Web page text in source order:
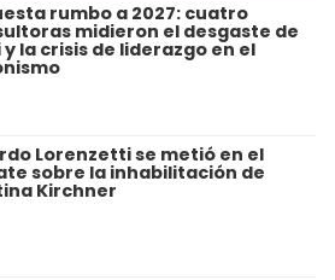
rumbo a 2027: cuatro
midieron el desgaste de
y la crisis de liderazgo en el
Lorenzetti se metió en el
sobre la inhabilitación de
Kirchner